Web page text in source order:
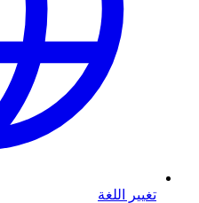
تغيير اللغة